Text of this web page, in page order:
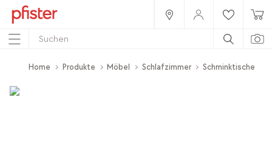
Home Produkte Möbel Schlafzimmer Schminktische